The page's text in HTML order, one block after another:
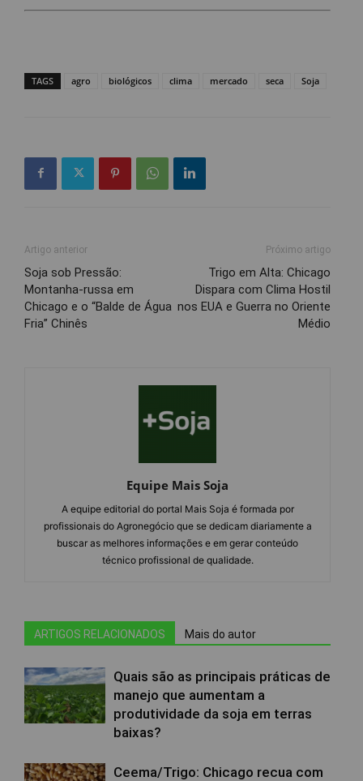
TAGS agro biológicos clima mercado seca Soja
Artigo anterior
Soja sob Pressão:
Montanha-russa em
Chicago e o “Balde de Água
Fria” Chinês
Próximo artigo
Trigo em Alta: Chicago
Dispara com Clima Hostil
nos EUA e Guerra no Oriente
Médio
Equipe Mais Soja
A equipe editorial do portal Mais Soja é formada por
profissionais do Agronegócio que se dedicam diariamente a
buscar as melhores informações e em gerar conteúdo
técnico profissional de qualidade.
ARTIGOS RELACIONADOS Mais do autor
Quais são as principais práticas de
manejo que aumentam a
produtividade da soja em terras
baixas?
Ceema/Trigo: Chicago recua com